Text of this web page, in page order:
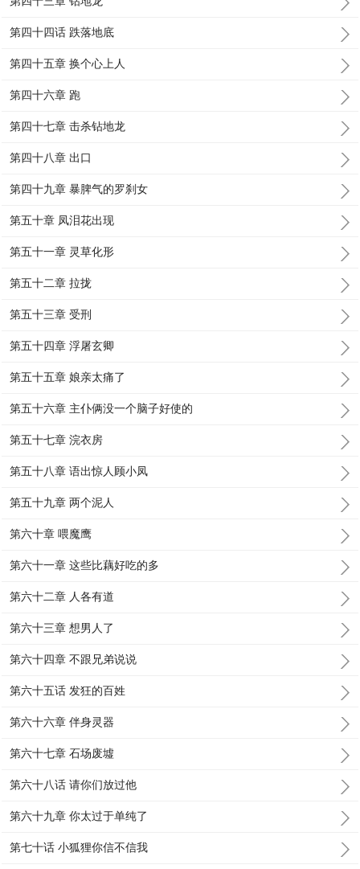
第四十四话 跌落地底
第四十五章 换个心上人
第四十六章 跑
第四十七章 击杀钻地龙
第四十八章 出口
第四十九章 暴脾气的罗刹女
第五十章 凤泪花出现
第五十一章 灵草化形
第五十二章 拉拢
第五十三章 受刑
第五十四章 浮屠玄卿
第五十五章 娘亲太痛了
第五十六章 主仆俩没一个脑子好使的
第五十七章 浣衣房
第五十八章 语出惊人顾小凤
第五十九章 两个泥人
第六十章 喂魔鹰
第六十一章 这些比藕好吃的多
第六十二章 人各有道
第六十三章 想男人了
第六十四章 不跟兄弟说说
第六十五话 发狂的百姓
第六十六章 伴身灵器
第六十七章 石场废墟
第六十八话 请你们放过他
第六十九章 你太过于单纯了
第七十话 小狐狸你信不信我